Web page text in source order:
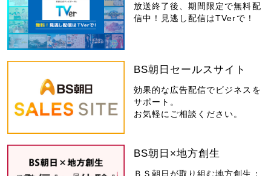
放送終了後、期間限定で無料配
信中！見逃し配信はTVerで！
BS朝日セールスサイト
効果的な広告配信でビジネスを
サポート。
お気軽にご相談ください。
BS朝日×地方創生
ＢＳ朝日が取り組む地方創生：